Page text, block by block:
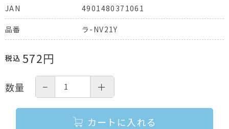
JAN
4901480371061
品番 ラ-NV21Y
税込 572円
数量 − ＋
カートに入れる